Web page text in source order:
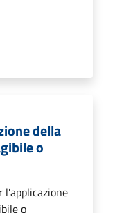
della
o
l'applicazione
o